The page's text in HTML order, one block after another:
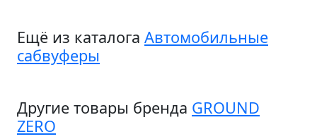
Ещё из каталога Автомобильные
сабвуферы
Другие товары бренда GROUND
ZERO